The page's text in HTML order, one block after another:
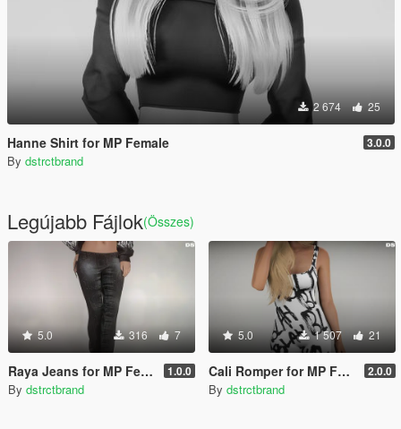
2 674 25
Hanne Shirt for MP Female 3.0.0
By dstrctbrand
Legújabb Fájlok(Összes)
5.0 316 7
Raya Jeans for MP Female 1.0.0
By dstrctbrand
5.0 1 507 21
Cali Romper for MP Female 2.0.0
By dstrctbrand